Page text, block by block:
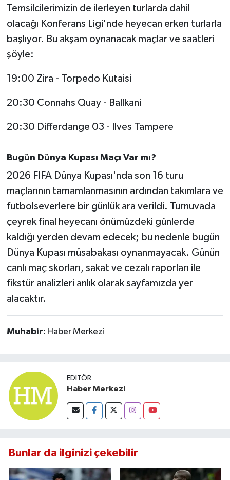
Temsilcilerimizin de ilerleyen turlarda dahil
olacağı Konferans Ligi'nde heyecan erken turlarla
başlıyor. Bu akşam oynanacak maçlar ve saatleri
şöyle:
19:00 Zira - Torpedo Kutaisi
20:30 Connahs Quay - Ballkani
20:30 Differdange 03 - Ilves Tampere
Bugün Dünya Kupası Maçı Var mı?
2026 FIFA Dünya Kupası'nda son 16 turu
maçlarının tamamlanmasının ardından takımlara ve
futbolseverlere bir günlük ara verildi. Turnuvada
çeyrek final heyecanı önümüzdeki günlerde
kaldığı yerden devam edecek; bu nedenle bugün
Dünya Kupası müsabakası oynanmayacak. Günün
canlı maç skorları, sakat ve cezalı raporları ile
fikstür analizleri anlık olarak sayfamızda yer
alacaktır.
Muhabir: Haber Merkezi
EDITÖR
Haber Merkezi
Bunlar da ilginizi çekebilir